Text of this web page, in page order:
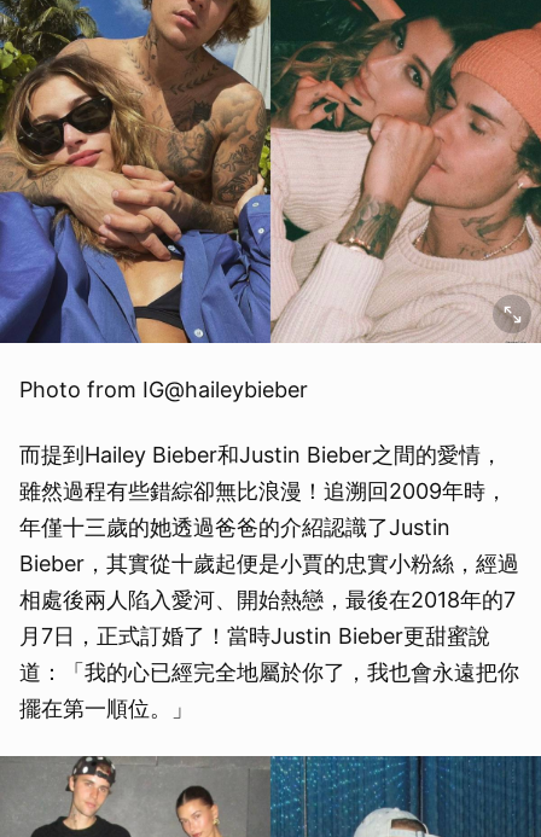
Photo from IG@haileybieber
而提到Hailey Bieber和Justin Bieber之間的愛情，
雖然過程有些錯綜卻無比浪漫！追溯回2009年時，
年僅十三歲的她透過爸爸的介紹認識了Justin
Bieber，其實從十歲起便是小賈的忠實小粉絲，經過
相處後兩人陷入愛河、開始熱戀，最後在2018年的7
月7日，正式訂婚了！當時Justin Bieber更甜蜜說
道：「我的心已經完全地屬於你了，我也會永遠把你
擺在第一順位。」